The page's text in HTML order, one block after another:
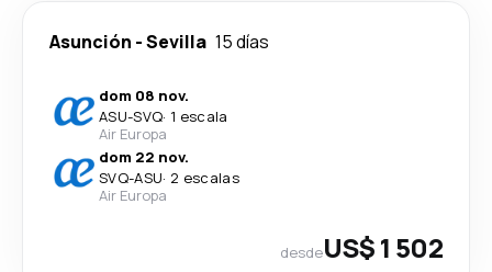
Asunción -Sevilla 15 días
dom 08 nov.
ASU-SVQ· 1 escala
Air Europa
dom 22 nov.
SVQ-ASU· 2 escalas
Air Europa
desdeUS$ 1 502